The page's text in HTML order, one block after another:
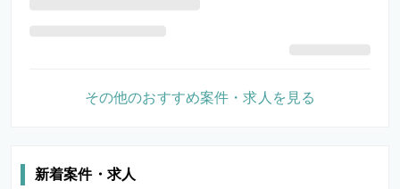
その他のおすすめ案件・求人を見る
新着案件・求人